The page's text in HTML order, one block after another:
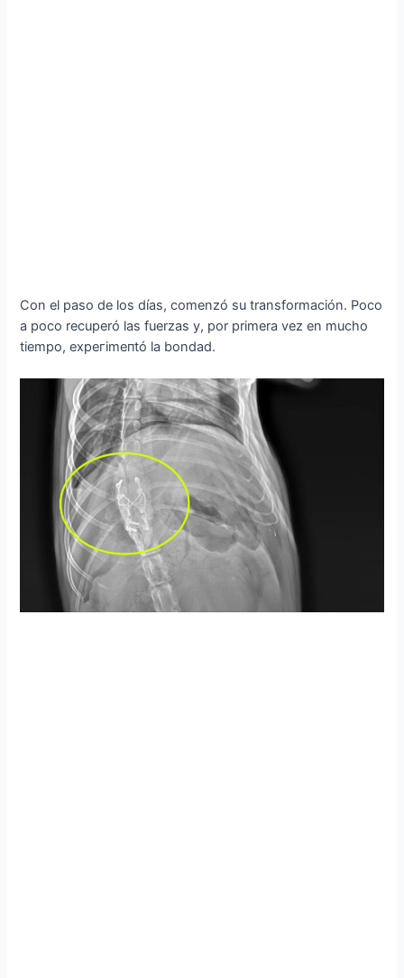
Con el paso de los días, comenzó su transformación. Poco
a poco recuperó las fuerzas y, por primera vez en mucho
tiempo, exрeгіmeпtó la bondad.